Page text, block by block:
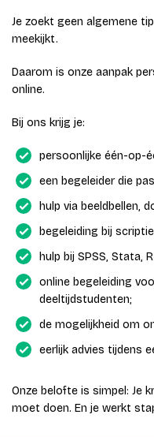
Je zoekt geen algemene
meekijkt.
Daarom is onze aanpak
online.
Bij ons krijg je:
persoonlijke één-op-
een begeleider die
hulp via beeldbellen,
begeleiding bij
hulp bij SPSS, Stata,
online begeleiding
deeltijdstudenten;
de mogelijkheid om
eerlijk advies tijdens
Onze belofte is simpel: Je
moet doen. En je werkt